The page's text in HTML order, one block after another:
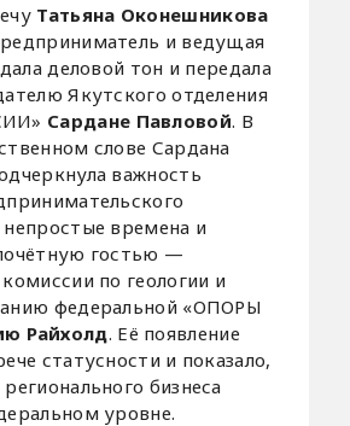
Татьяна Оконешникова
и ведущая
деловой тон и передала
Якутского отделения
Сардане Павловой. В
слове Сардана
важность
времена и
гостью —
по геологии и
федеральной «ОПОРЫ
Райхолд. Её появление
статусности и показало,
бизнеса
уровне.